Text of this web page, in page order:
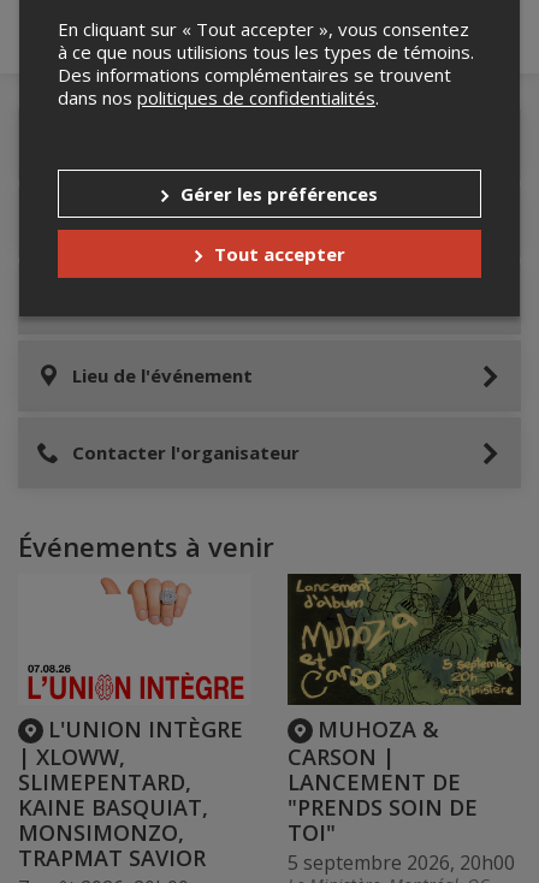
Accès au site de l'événement
Lieu de l'événement
Contacter l'organisateur
Événements à venir
L'UNION INTÈGRE
| XLOWW,
SLIMEPENTARD,
KAINE BASQUIAT,
MONSIMONZO,
TRAPMAT SAVIOR
MUHOZA &
CARSON |
LANCEMENT DE
"PRENDS SOIN DE
TOI"
5 septembre 2026, 20h00
En cliquant sur « Tout accepter », vous consentez
à ce que nous utilisions tous les types de témoins.
Des informations complémentaires se trouvent
dans nos politiques de confidentialités.
Gérer les préférences
Tout accepter